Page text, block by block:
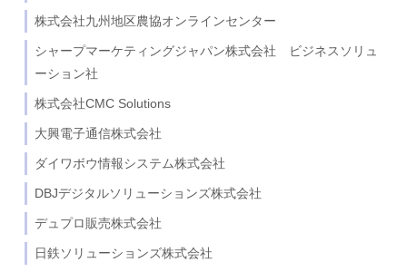
株式会社九州地区農協オンラインセンター
シャープマーケティングジャパン株式会社 ビジネスソリュ
ーション社
株式会社CMC Solutions
大興電子通信株式会社
ダイワボウ情報システム株式会社
DBJデジタルソリューションズ株式会社
デュプロ販売株式会社
日鉄ソリューションズ株式会社